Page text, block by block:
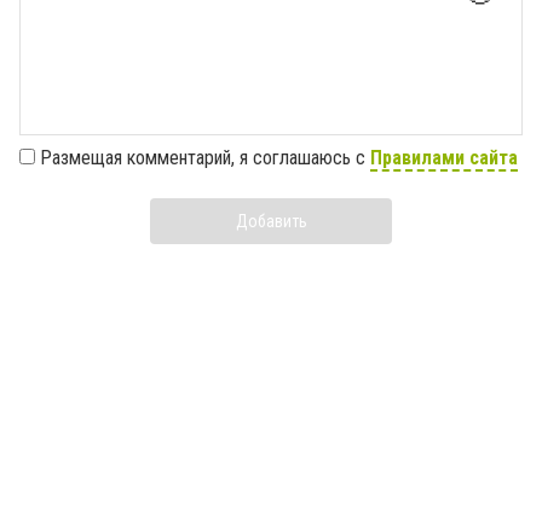
Размещая комментарий, я соглашаюсь с Правилами сайта
Добавить